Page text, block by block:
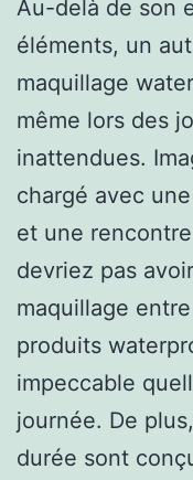
Au-delà de son
éléments, un
maquillage
même lors des
inattendues.
chargé avec
et une
devriez pas
maquillage
produits
impeccable
journée. De
durée sont